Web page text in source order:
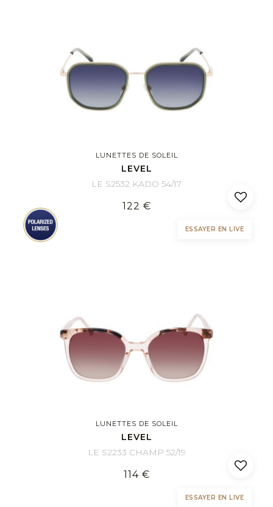
LUNETTES DE SOLEIL
LEVEL
LE S2532 KADO 54/17
122 €
ESSAYER EN LIVE
LUNETTES DE SOLEIL
LEVEL
LE S2233 CHAMP 52/19
114 €
ESSAYER EN LIVE